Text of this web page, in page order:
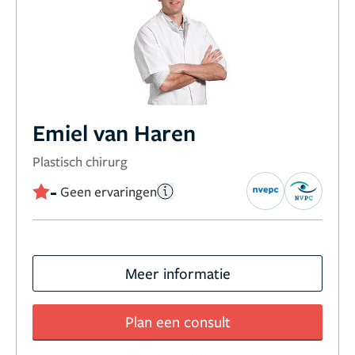
Emiel van Haren
Plastisch chirurg
- Geen ervaringen
Meer informatie
Plan een consult